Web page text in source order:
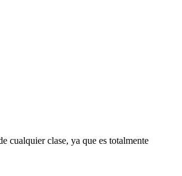
cualquier clase, ya que es totalmente